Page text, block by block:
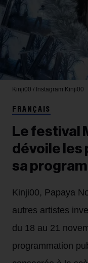
Kinji00 / Instagram Kinji00
FRANÇAIS
Le festival
dévoile les
sa
Kinji00, Papaya
autres artistes
du 18 au 21
programmation